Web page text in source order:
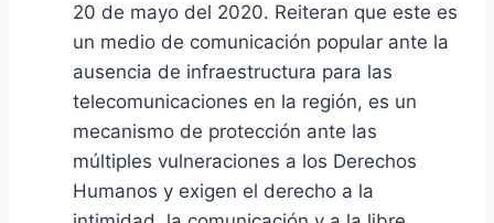
20 de mayo del 2020. Reiteran que este es
un medio de comunicación popular ante la
ausencia de infraestructura para las
telecomunicaciones en la región, es un
mecanismo de protección ante las
múltiples vulneraciones a los Derechos
Humanos y exigen el derecho a la